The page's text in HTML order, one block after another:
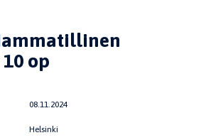
op
08.11.2024
Helsinki